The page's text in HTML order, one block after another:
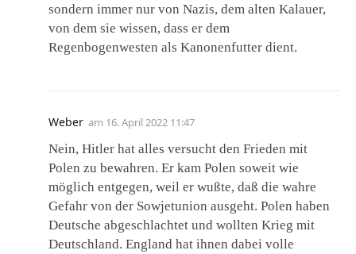
sondern immer nur von Nazis, dem alten Kalauer,
von dem sie wissen, dass er dem
Regenbogenwesten als Kanonenfutter dient.
Weber am 16. April 2022 11:47
Nein, Hitler hat alles versucht den Frieden mit
Polen zu bewahren. Er kam Polen soweit wie
möglich entgegen, weil er wußte, daß die wahre
Gefahr von der Sowjetunion ausgeht. Polen haben
Deutsche abgeschlachtet und wollten Krieg mit
Deutschland. England hat ihnen dabei volle